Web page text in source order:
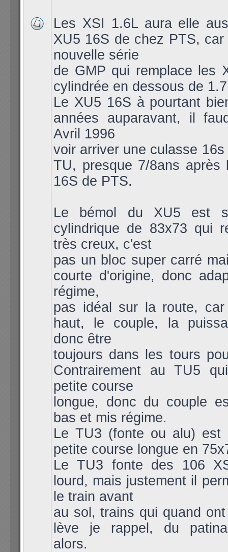
Les XSI 1.6L aura elle
XU5 16S de chez PTS,
nouvelle série
de GMP qui remplace les
cylindrée en dessous de
Le XU5 16S à pourtant
années auparavant, il
Avril 1996
voir arriver une culasse
TU, presque 7/8ans après
16S de PTS.
Le bémol du XU5 est
cylindrique de 83x73 qui
très creux, c'est
pas un bloc super carré
courte d'origine, donc
régime,
pas idéal sur la route,
haut, le couple, la
donc être
toujours dans les tours
Contrairement au TU5
petite course
longue, donc du couple
bas et mis régime.
Le TU3 (fonte ou alu) est
petite course longue en
Le TU3 fonte des 106
lourd, mais justement il
le train avant
au sol, trains qui quand
lève je rappel, du
alors.